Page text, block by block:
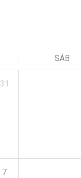
SÁB
31
7